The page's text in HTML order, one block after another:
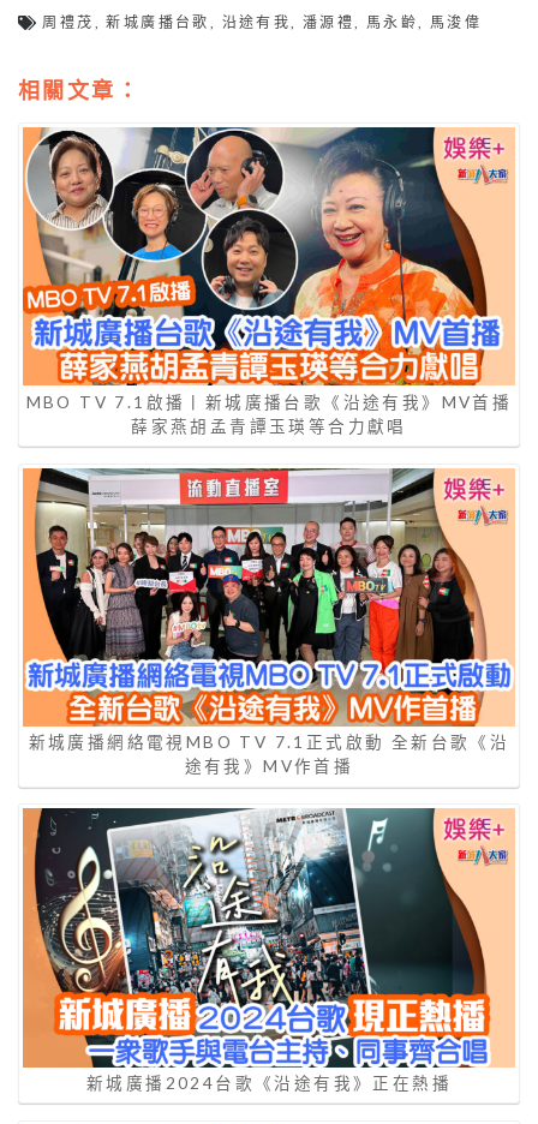
周禮茂 ,新城廣播台歌 沿途有我 ,潘源禮 馬永齡 馬浚偉
相關文章：
MBO TV 7.1啟播丨新城廣播台歌《沿途有我》MV首播
薛家燕胡孟青譚玉瑛等合力獻唱
新城廣播網絡電視MBO TV 7.1正式啟動 全新台歌《沿
途有我》MV作首播
新城廣播2024台歌《沿途有我》正在熱播